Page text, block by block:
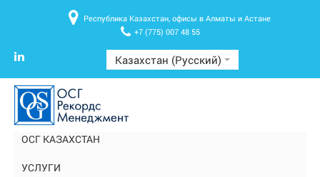
Республика Казахстан, офисы в Алматы и Астане
+7 (775) 007 48 55
Казахстан (Русский)
ОСГ КАЗАХСТАН
УСЛУГИ